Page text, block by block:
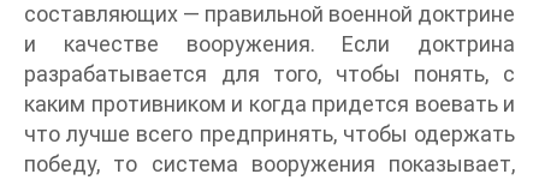
составляющих — правильной военной доктрине
и качестве вооружения. Если доктрина
разрабатывается для того, чтобы понять, с
каким противником и когда придется воевать и
что лучше всего предпринять, чтобы одержать
победу, то система вооружения показывает,